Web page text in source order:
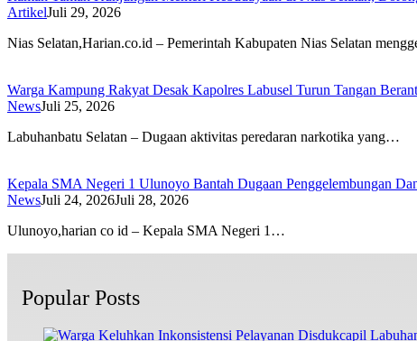
ArtikelJuli 29, 2026
Nias Selatan,Harian.co.id – Pemerintah Kabupaten Nias Selatan
Warga Kampung Rakyat Desak Kapolres Labusel Turun Tangan
NewsJuli 25, 2026
Labuhanbatu Selatan – Dugaan aktivitas peredaran narkotika yang…
Kepala SMA Negeri 1 Ulunoyo Bantah Dugaan Penggelembungan
NewsJuli 24, 2026Juli 28, 2026
Ulunoyo,harian co id – Kepala SMA Negeri 1…
Popular Posts